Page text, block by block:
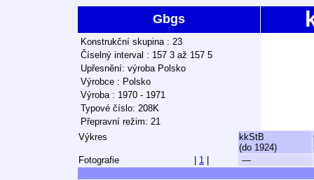
Gbgs
Konstrukční skupina : 23
Číselný interval : 157 3 až 157 5
Upřesnění: výroba Polsko
Výrobce : Polsko
Výroba : 1970 - 1971
Typové číslo: 208K
Přepravní režim: 21
Výkres
kkStB
(do 1924)
Fotografie
1 —